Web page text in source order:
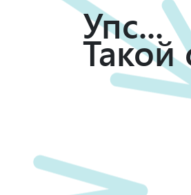
Упс...
Такой